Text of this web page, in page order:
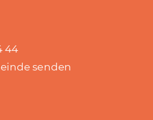
44
senden